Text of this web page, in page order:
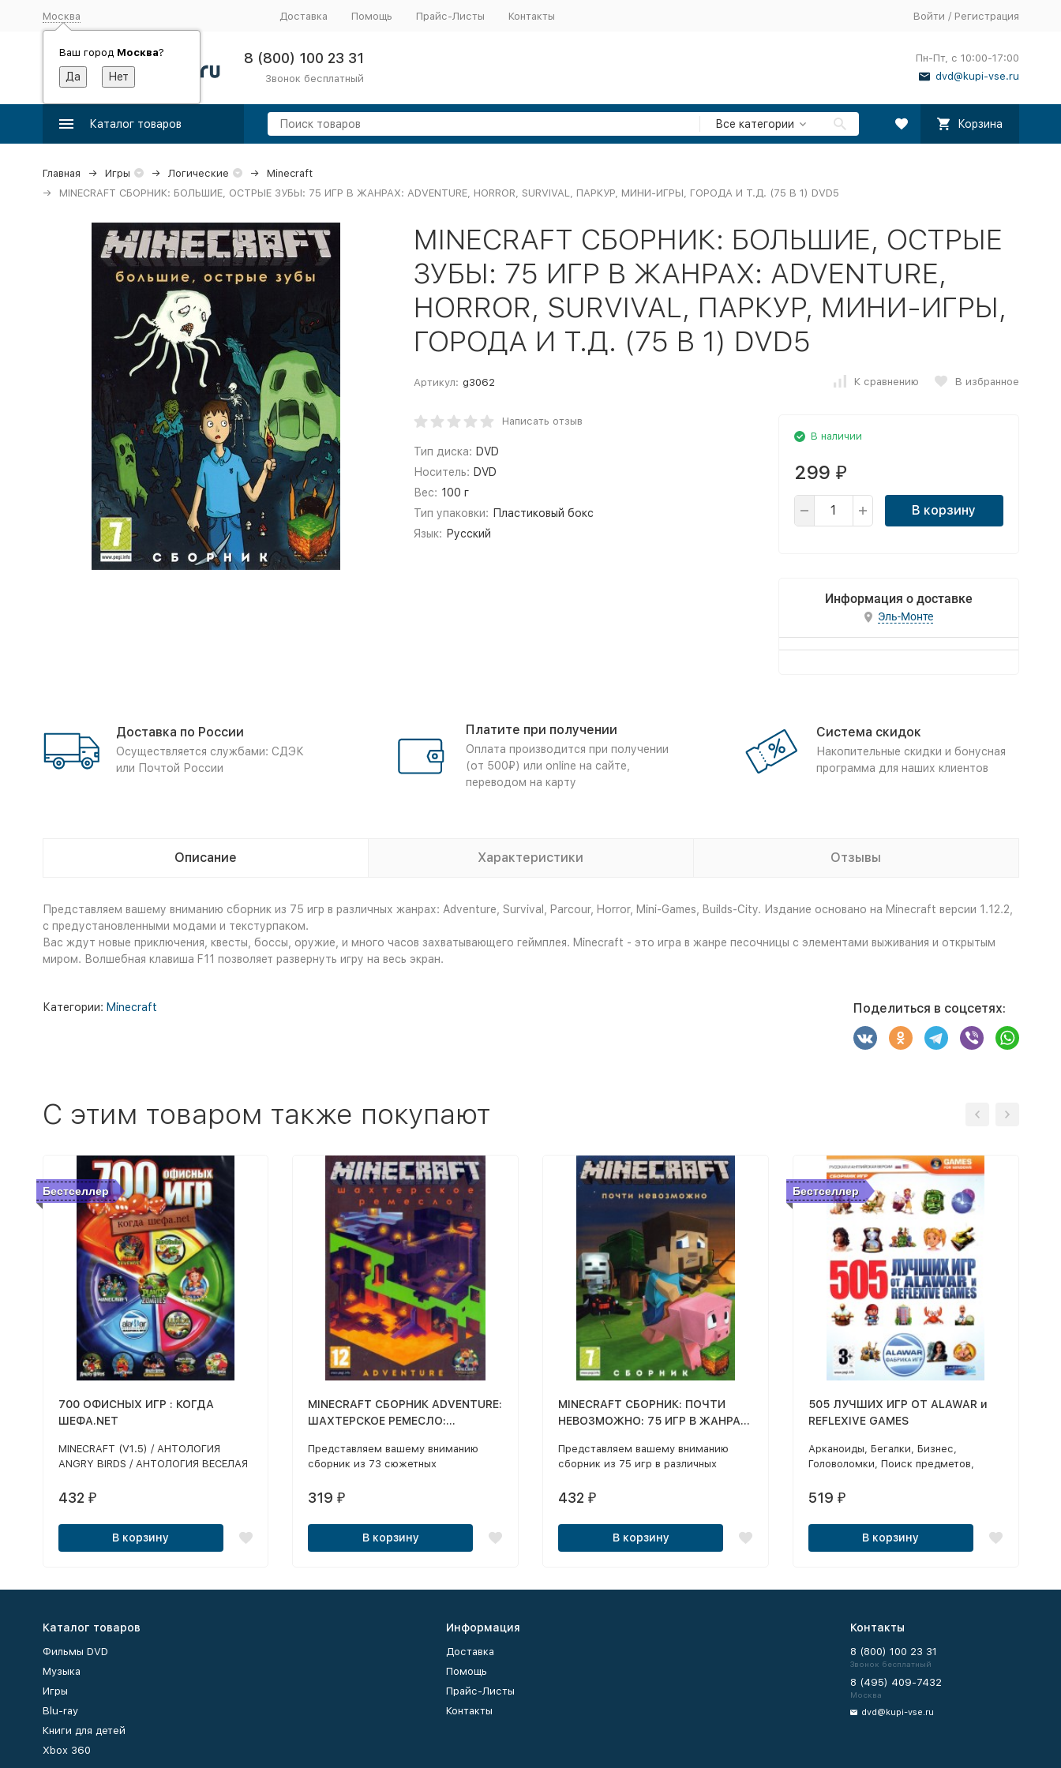
Москва
Ваш город Москва?
Доставка Помощь Прайс-Листы Контакты Войти / Регистрация
8 (800) 100 23 31
Звонок бесплатный
Пн-Пт, с 10:00-17:00
dvd@kupi-vse.ru
Каталог товаров Все категории Корзина
Главная Игры Логические
Minecraft
MINECRAFT СБОРНИК: БОЛЬШИЕ, ОСТРЫЕ ЗУБЫ: 75 ИГР В ЖАНРАХ: ADVENTURE, HORROR, SURVIVAL, ПАРКУР, МИНИ-ИГРЫ, ГОРОДА И Т.Д. (75 В 1) DVD5
MINECRAFT СБОРНИК: БОЛЬШИЕ, ОСТРЫЕ
ЗУБЫ: 75 ИГР В ЖАНРАХ: ADVENTURE,
HORROR, SURVIVAL, ПАРКУР, МИНИ-ИГРЫ,
ГОРОДА И Т.Д. (75 В 1) DVD5
Артикул: g3062 К сравнению В избранное
Написать отзыв
Тип диска: DVD
Носитель: DVD
Вес: 100 г
Тип упаковки: Пластиковый бокс
Язык: Русский
В наличии
299 ₽
В корзину
Информация о доставке
Эль-Монте
Доставка по России
Осуществляется службами: СДЭК
или Почтой России
Платите при получении
Оплата производится при получении
(от 500₽) или online на сайте,
переводом на карту
Система скидок
Накопительные скидки и бонусная
программа для наших клиентов
Описание Характеристики Отзывы
Представляем вашему вниманию сборник из 75 игр в различных жанрах: Adventure, Survival, Parcour, Horror, Mini-Games, Builds-City. Издание основано на Minecraft версии 1.12.2,
с предустановленными модами и текстурпаком.
Вас ждут новые приключения, квесты, боссы, оружие, и много часов захватывающего геймплея. Minecraft - это игра в жанре песочницы с элементами выживания и открытым
миром. Волшебная клавиша F11 позволяет развернуть игру на весь экран.
Категории: Minecraft Поделиться в соцсетях:
C этим товаром также покупают
Бестселлер
700 ОФИСНЫХ ИГР : КОГДА
ШЕФА.NET
MINECRAFT (V1.5) / АНТОЛОГИЯ
ANGRY BIRDS / АНТОЛОГИЯ ВЕСЕЛАЯ
АНТОЛОГИЯ ZUMA / LUXOR /
432 ₽
В корзину
MINECRAFT СБОРНИК ADVENTURE:
ШАХТЕРСКОЕ РЕМЕСЛО:
1-5 + СБОРНИК ИЗ 73 СЮЖЕТНЫХ
МОДИФИКАЦИЙ НА ОСНОВЕ
ВИДЕО 200 СЕКРЕТОВ MINECRAFT
Представляем вашему вниманию
сборник из 73 сюжетных
включая Minecraft Story Mode
Minecraft версии 1.9.
319₽
В корзину
MINECRAFT СБОРНИК: ПОЧТИ
НЕВОЗМОЖНО: 75 ИГР В ЖАНРАХ:
ПАРКУР, МИНИ-ИГРЫ, ГОРОДА И
Т.Д. (75 В 1)
Представляем вашему вниманию
сборник из 75 игр в различных
Horror, Mini-Games, Builds-City.
432 ₽
В корзину
Бестселлер
505 ЛУЧШИХ ИГР ОТ ALAWAR и
REFLEXIVE GAMES
Арканоиды, Бегалки, Бизнес,
Головоломки, Поиск предметов,
Games
519 ₽
В корзину
Каталог товаров
Фильмы DVD
Музыка
Игры
Blu-ray
Книги для детей
Xbox 360
Информация
Доставка
Помощь
Прайс-Листы
Контакты
Контакты
8 (800) 100 23 31
Звонок бесплатный
8 (495) 409-7432
Москва
dvd@kupi-vse.ru